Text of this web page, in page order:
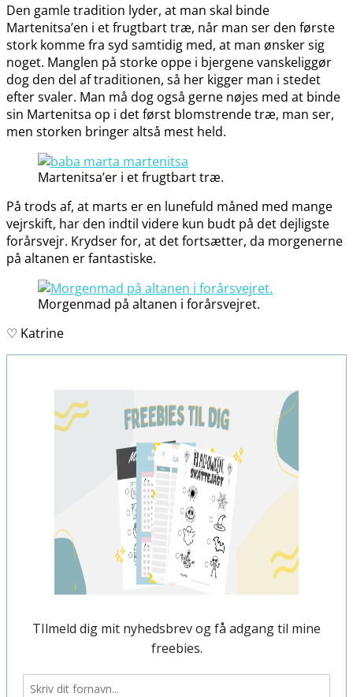
Den gamle tradition lyder, at man skal binde
Martenitsa’en i et frugtbart træ, når man ser den første
stork komme fra syd samtidig med, at man ønsker sig
noget. Manglen på storke oppe i bjergene vanskeliggør
dog den del af traditionen, så her kigger man i stedet
efter svaler. Man må dog også gerne nøjes med at binde
sin Martenitsa op i det først blomstrende træ, man ser,
men storken bringer altså mest held.
Martenitsa’er i et frugtbart træ.
På trods af, at marts er en lunefuld måned med mange
vejrskift, har den indtil videre kun budt på det dejligste
forårsvejr. Krydser for, at det fortsætter, da morgenerne
på altanen er fantastiske.
Morgenmad på altanen i forårsvejret.
♡ Katrine